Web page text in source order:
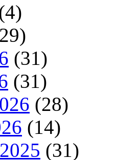
(31)
(31)
(28)
(14)
(31)